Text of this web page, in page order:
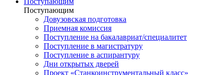
Поступающим
Довузовская подготовка
Приемная комиссия
Поступление на бакалавриат/специалитет
Поступление в магистратуру
Поступление в аспирантуру
Дни открытых дверей
Проект «Станкоинструментальный класс»